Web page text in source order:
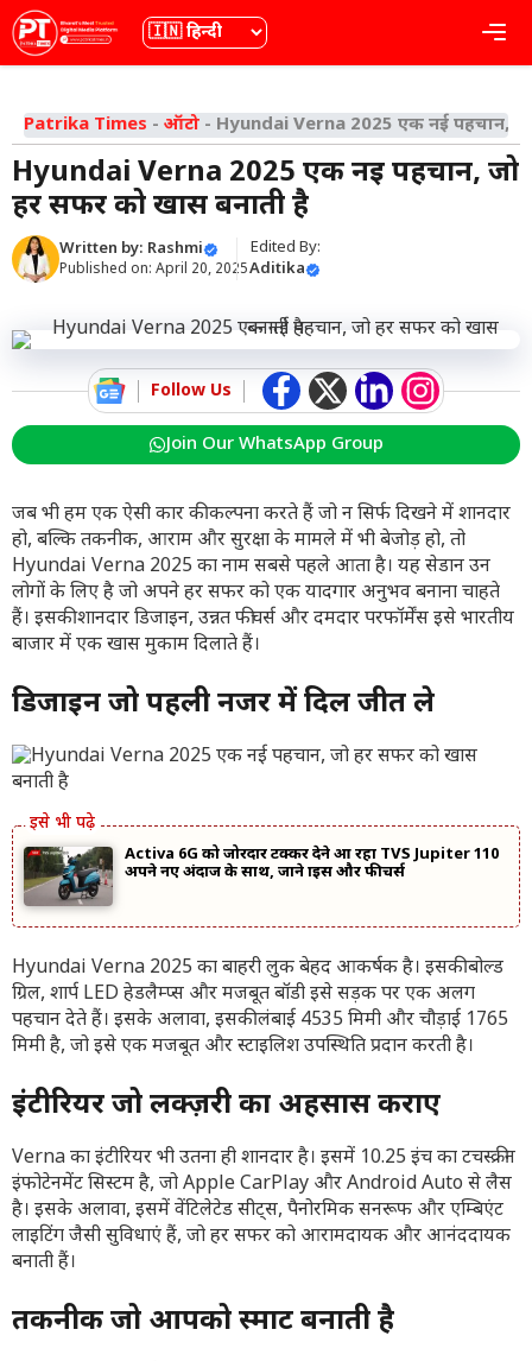
Skip
to
content
भाषा
Patrika Times - ऑटो - Hyundai Verna 2025 एक नई पहचान,
Hyundai Verna 2025 एक नई पहचान, जो
हर सफर को खास बनाती है
Written by: Rashmi
Published on: April 20, 2025
Edited By:
Aditika
Follow Us
Join Our WhatsApp Group
जब भी हम एक ऐसी कार की कल्पना करते हैं जो न सिर्फ दिखने में शानदार
हो, बल्कि तकनीक, आराम और सुरक्षा के मामले में भी बेजोड़ हो, तो
Hyundai Verna 2025 का नाम सबसे पहले आता है। यह सेडान उन
लोगों के लिए है जो अपने हर सफर को एक यादगार अनुभव बनाना चाहते
हैं। इसकी शानदार डिजाइन, उन्नत फीचर्स और दमदार परफॉर्मेंस इसे भारतीय
बाजार में एक खास मुकाम दिलाते हैं।
डिजाइन जो पहली नजर में दिल जीत ले
Activa 6G को जोरदार टक्कर देने आ रहा TVS Jupiter 110
अपने नए अंदाज के साथ, जाने प्राइस और फीचर्स
Hyundai Verna 2025 का बाहरी लुक बेहद आकर्षक है। इसकी बोल्ड
ग्रिल, शार्प LED हेडलैम्प्स और मजबूत बॉडी इसे सड़क पर एक अलग
पहचान देते हैं। इसके अलावा, इसकी लंबाई 4535 मिमी और चौड़ाई 1765
मिमी है, जो इसे एक मजबूत और स्टाइलिश उपस्थिति प्रदान करती है।
इंटीरियर जो लक्ज़री का अहसास कराए
Verna का इंटीरियर भी उतना ही शानदार है। इसमें 10.25 इंच का टचस्क्रीन
इंफोटेनमेंट सिस्टम है, जो Apple CarPlay और Android Auto से लैस
है। इसके अलावा, इसमें वेंटिलेटेड सीट्स, पैनोरमिक सनरूफ और एम्बिएंट
लाइटिंग जैसी सुविधाएं हैं, जो हर सफर को आरामदायक और आनंददायक
बनाती हैं।
तकनीक जो आपको स्मार्ट बनाती है